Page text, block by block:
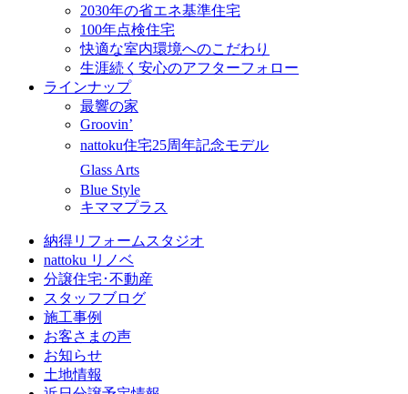
2030年の省エネ基準住宅
100年点検住宅
快適な室内環境へのこだわり
生涯続く安心のアフターフォロー
ラインナップ
最響の家
Groovin’
nattoku住宅25周年記念モデル
Glass Arts
Blue Style
キママプラス
納得リフォームスタジオ
nattoku リノベ
分譲住宅･不動産
スタッフブログ
施工事例
お客さまの声
お知らせ
土地情報